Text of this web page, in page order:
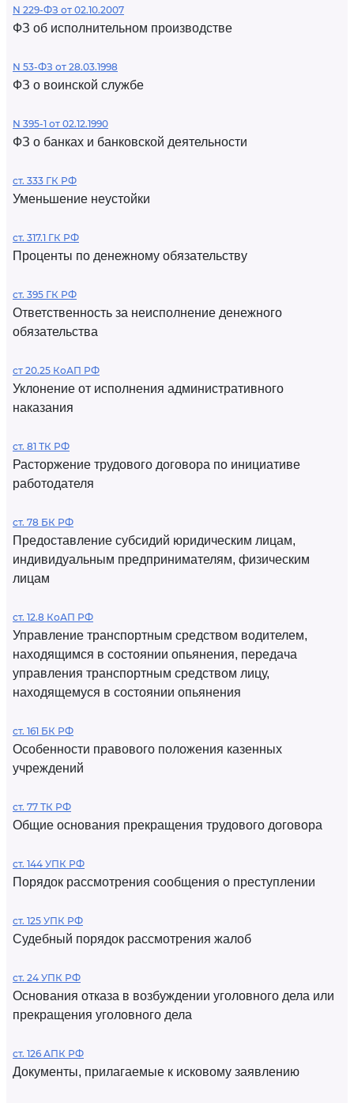
N 229-ФЗ от 02.10.2007
ФЗ об исполнительном производстве
N 53-ФЗ от 28.03.1998
ФЗ о воинской службе
N 395-1 от 02.12.1990
ФЗ о банках и банковской деятельности
ст. 333 ГК РФ
Уменьшение неустойки
ст. 317.1 ГК РФ
Проценты по денежному обязательству
ст. 395 ГК РФ
Ответственность за неисполнение денежного
обязательства
ст 20.25 КоАП РФ
Уклонение от исполнения административного
наказания
ст. 81 ТК РФ
Расторжение трудового договора по инициативе
работодателя
ст. 78 БК РФ
Предоставление субсидий юридическим лицам,
индивидуальным предпринимателям, физическим
лицам
ст. 12.8 КоАП РФ
Управление транспортным средством водителем,
находящимся в состоянии опьянения, передача
управления транспортным средством лицу,
находящемуся в состоянии опьянения
ст. 161 БК РФ
Особенности правового положения казенных
учреждений
ст. 77 ТК РФ
Общие основания прекращения трудового договора
ст. 144 УПК РФ
Порядок рассмотрения сообщения о преступлении
ст. 125 УПК РФ
Судебный порядок рассмотрения жалоб
ст. 24 УПК РФ
Основания отказа в возбуждении уголовного дела или
прекращения уголовного дела
ст. 126 АПК РФ
Документы, прилагаемые к исковому заявлению